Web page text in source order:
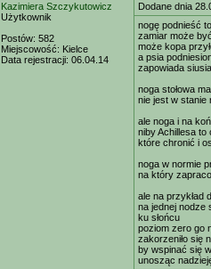
Kazimiera Szczykutowicz
Użytkownik
Postów: 582
Miejscowość: Kielce
Data rejestracji: 06.04.14
Dodane dnia
nogę podnieść
zamiar może
może kopa
a psia
zapowiada
noga stołowa
nie jest w stanie
ale noga i na
niby Achillesa to
które chronić i
noga w normie
na który
ale na przykład
na jednej nodze
ku słońcu
poziom zero go
zakorzeniło się
by wspinać się
unosząc